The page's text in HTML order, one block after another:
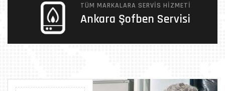
TÜM MARKALARA SERVIS HIZMETI
Ankara Şofben Servisi